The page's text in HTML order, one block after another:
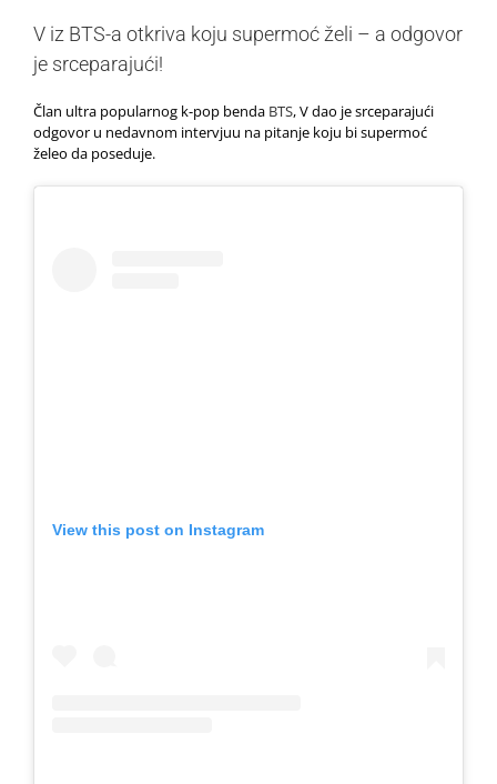
V iz BTS-a otkriva koju supermoć želi – a odgovor
je srceparajući!
Član ultra popularnog k-pop benda BTS, V dao je srceparajući
odgovor u nedavnom intervjuu na pitanje koju bi supermoć
želeo da poseduje.
View this post on Instagram